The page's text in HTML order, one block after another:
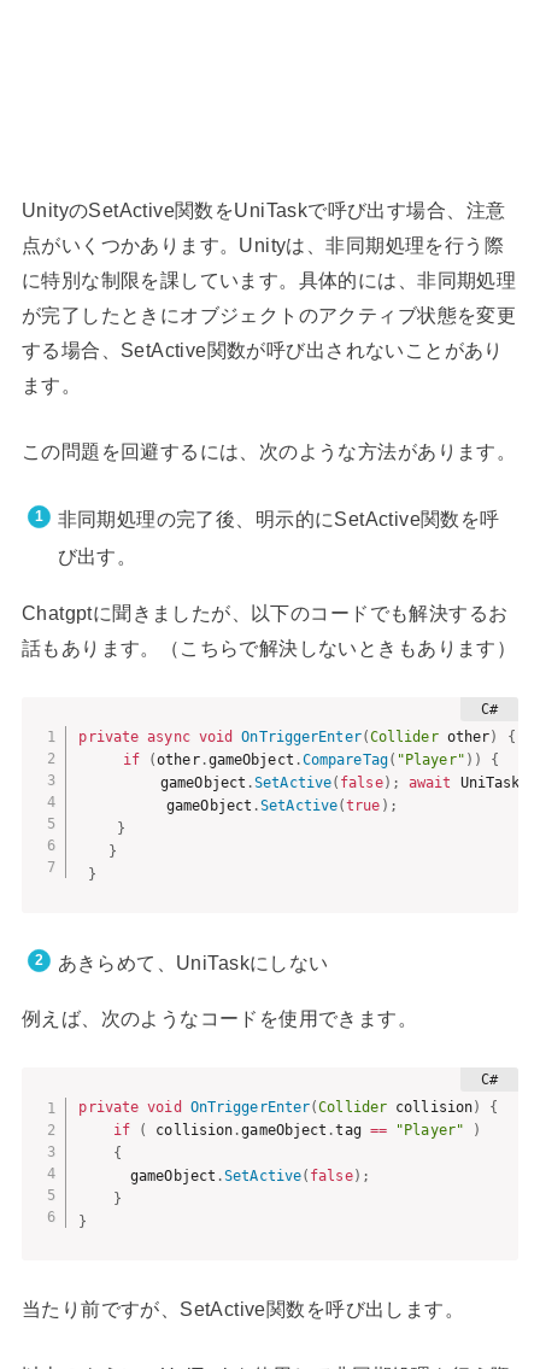
UnityのSetActive関数をUniTaskで呼び出す場合、注意
点がいくつかあります。Unityは、非同期処理を行う際
に特別な制限を課しています。具体的には、非同期処理
が完了したときにオブジェクトのアクティブ状態を変更
する場合、SetActive関数が呼び出されないことがあり
ます。
この問題を回避するには、次のような方法があります。
非同期処理の完了後、明示的にSetActive関数を呼
び出す。
Chatgptに聞きましたが、以下のコードでも解決するお
話もあります。（こちらで解決しないときもあります）
private async void OnTriggerEnter(Collider other)
{
if
(other.gameObject .CompareTag( "Player" ) )
{
gameObject .SetActive( false) ; await UniTask
gameObject .SetActive(true ) ;
}
}
}
あきらめて、UniTaskにしない
例えば、次のようなコードを使用できます。
private void OnTriggerEnter(Collider collision)
{
if
( collision .gameObject .tag == "Player"
)
{
      gameObject
.SetActive( false) ;
}
}
当たり前ですが、SetActive関数を呼び出します。